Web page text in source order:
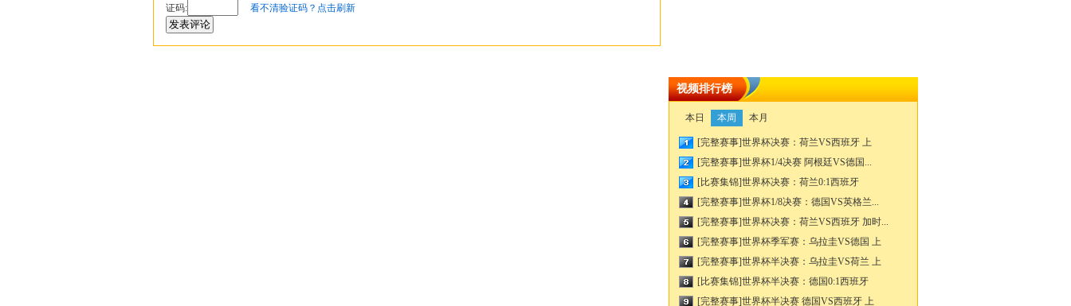
证码: 看不清验证码？点击刷新
视频排行榜
本日 本周 本月
[完整赛事]世界杯决赛：荷兰VS西班牙 上
[完整赛事]世界杯1/4决赛 阿根廷VS德国...
[比赛集锦]世界杯决赛：荷兰0:1西班牙
[完整赛事]世界杯1/8决赛：德国VS英格兰...
[完整赛事]世界杯决赛：荷兰VS西班牙 加时...
[完整赛事]世界杯季军赛：乌拉圭VS德国 上
[完整赛事]世界杯半决赛：乌拉圭VS荷兰 上
[比赛集锦]世界杯半决赛：德国0:1西班牙
[完整赛事]世界杯半决赛 德国VS西班牙 上